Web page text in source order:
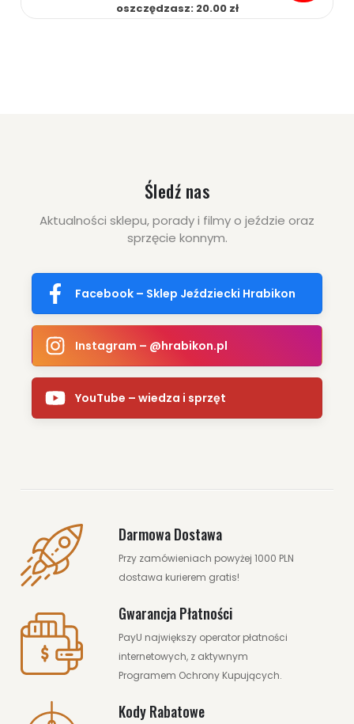
oszczędzasz: 20.00 zł
Śledź nas
Aktualności sklepu, porady i filmy o jeździe oraz
sprzęcie konnym.
Facebook – Sklep Jeździecki Hrabikon
Instagram – @hrabikon.pl
YouTube – wiedza i sprzęt
Darmowa Dostawa
Przy zamówieniach powyżej 1000 PLN
dostawa kurierem gratis!
Gwarancja Płatności
PayU największy operator płatności
internetowych, z aktywnym
Programem Ochrony Kupujących.
Kody Rabatowe